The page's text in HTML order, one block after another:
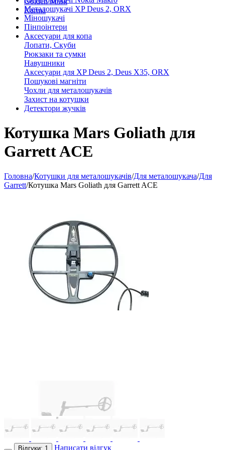
Karma
Металошукачі XP Deus 2, ORX
Міношукачі
Пінпоінтери
Аксесуари для копа
Лопати, Скуби
Рюкзаки та сумки
Навушники
Аксесуари для XP Deus 2, Deus X35, ORX
Пошукові магніти
Чохли для металошукачів
Захист на котушки
Детектори жучків
Котушка Mars Goliath для
Garrett ACE
Головна/Котушки для металошукачів/Для металошукача/Для
Garrett/Котушка Mars Goliath для Garrett ACE
Відгуки: 1 Написати відгук